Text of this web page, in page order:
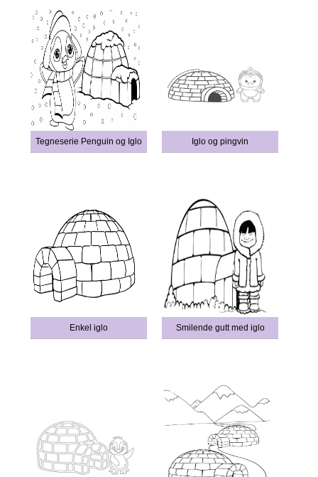
Tegneserie Penguin og Iglo Iglo og pingvin
Enkel iglo Smilende gutt med iglo